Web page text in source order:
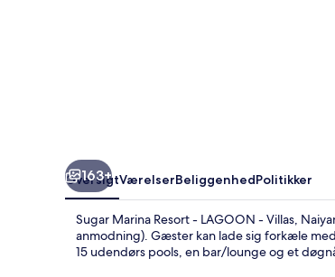
163+
OversigtVærelserBeliggenhedPolitikker
Sugar Marina Resort - LAGOON - Villas,
anmodning). Gæster kan lade sig forkæle
15 udendørs pools, en bar/lounge og et